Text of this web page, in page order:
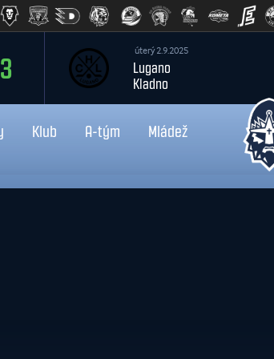
čtvrtek 13.8.2026
Liberec
Kladno
Klub A-tým Mládež